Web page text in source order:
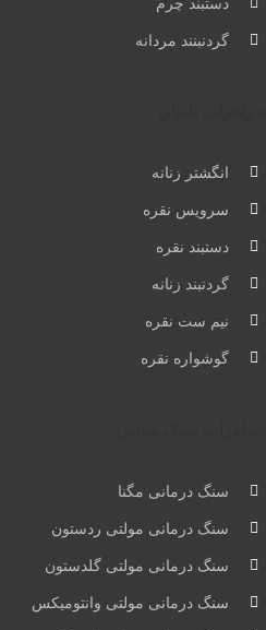
دستبند چرم
گردنبنند مردانه
انگشتر زنانه
سرویس نقره
دستبند نقره
گردنبند زنانه
نیم ست نقره
گوشواره نقره
سنگ درمانی مگنا
سنگ درمانی مولتی ردستون
سنگ درمانی مولتی گلدستون
سنگ درمانی مولتی وانتومیکس